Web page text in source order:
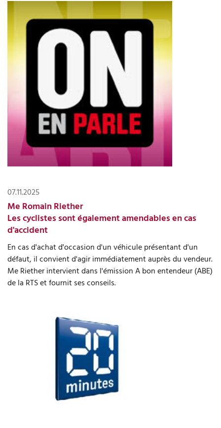
07.11.2025
Me Romain Riether
Les cyclistes sont également amendables en cas
d'accident
En cas d'achat d'occasion d'un véhicule présentant d'un
défaut, il convient d'agir immédiatement auprès du vendeur.
Me Riether intervient dans l'émission A bon entendeur (ABE)
de la RTS et fournit ses conseils.